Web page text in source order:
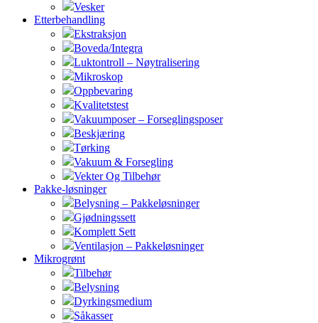
Vesker
Etterbehandling
Ekstraksjon
Boveda/Integra
Luktontroll – Nøytralisering
Mikroskop
Oppbevaring
Kvalitetstest
Vakuumposer – Forseglingsposer
Beskjæring
Tørking
Vakuum & Forsegling
Vekter Og Tilbehør
Pakke-løsninger
Belysning – Pakkeløsninger
Gjødningssett
Komplett Sett
Ventilasjon – Pakkeløsninger
Mikrogrønt
Tilbehør
Belysning
Dyrkingsmedium
Såkasser